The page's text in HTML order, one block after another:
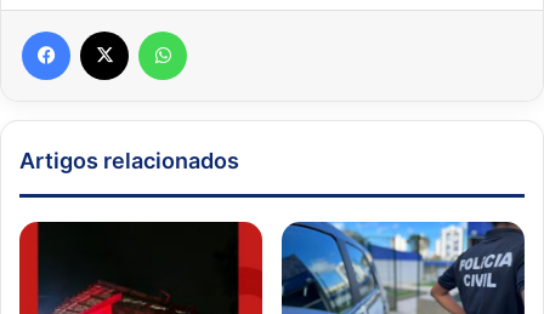
Artigos relacionados